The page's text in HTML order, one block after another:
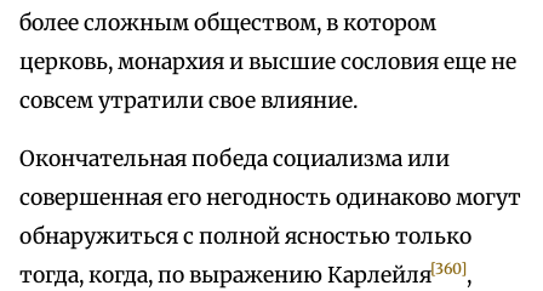
более сложным обществом, в котором
церковь, монархия и высшие сословия еще не
совсем утратили свое влияние.
Окончательная победа социализма или
совершенная его негодность одинаково могут
обнаружиться с полной ясностью только
тогда, когда, по выражению Карлейля[360],